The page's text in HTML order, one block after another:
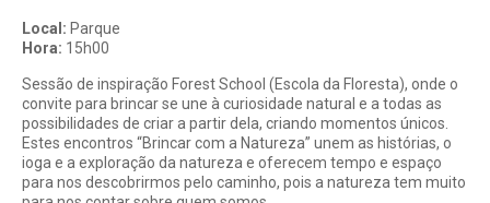
Local: Parque
Hora: 15h00
Sessão de inspiração Forest School (Escola da Floresta), onde o
convite para brincar se une à curiosidade natural e a todas as
possibilidades de criar a partir dela, criando momentos únicos.
Estes encontros “Brincar com a Natureza” unem as histórias, o
ioga e a exploração da natureza e oferecem tempo e espaço
para nos descobrirmos pelo caminho, pois a natureza tem muito